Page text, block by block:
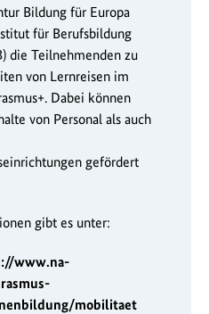
Bildung für Europa
für Berufsbildung
die Teilnehmenden zu
von Lernreisen im
Dabei können
von Personal als auch
gefördert
gibt es unter:
www.na-
mobilitaet